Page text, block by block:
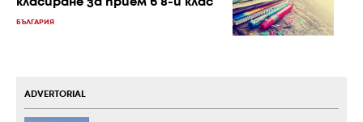
класиране за прием в 8-и клас
БЪЛГАРИЯ
ADVERTORIAL